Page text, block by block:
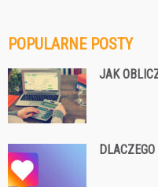
POPULARNE POSTY
JAK